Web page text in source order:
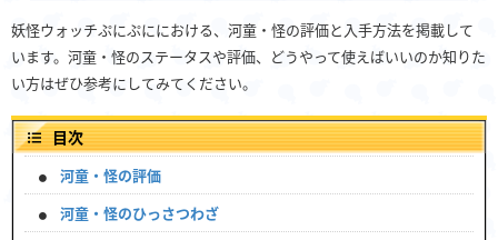
妖怪ウォッチぷにぷににおける、河童・怪の評価と入手方法を掲載して
います。河童・怪のステータスや評価、どうやって使えばいいのか知りた
い方はぜひ参考にしてみてください。
目次
河童・怪の評価
河童・怪のひっさつわざ